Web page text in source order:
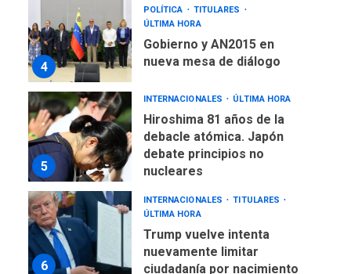
5
INTERNACIONALES
Hiroshima 81 años de la
debacle atómica. Japón
nucleares
6
INTERNACIONALES
TITULARES
ÚLTIMA HORA
Trump vuelve intenta
nuevamente limitar
ciudadanía por nacimiento
GUERRA EN EL MUNDO
TITULARES
Ucrania y Rusia intensifican